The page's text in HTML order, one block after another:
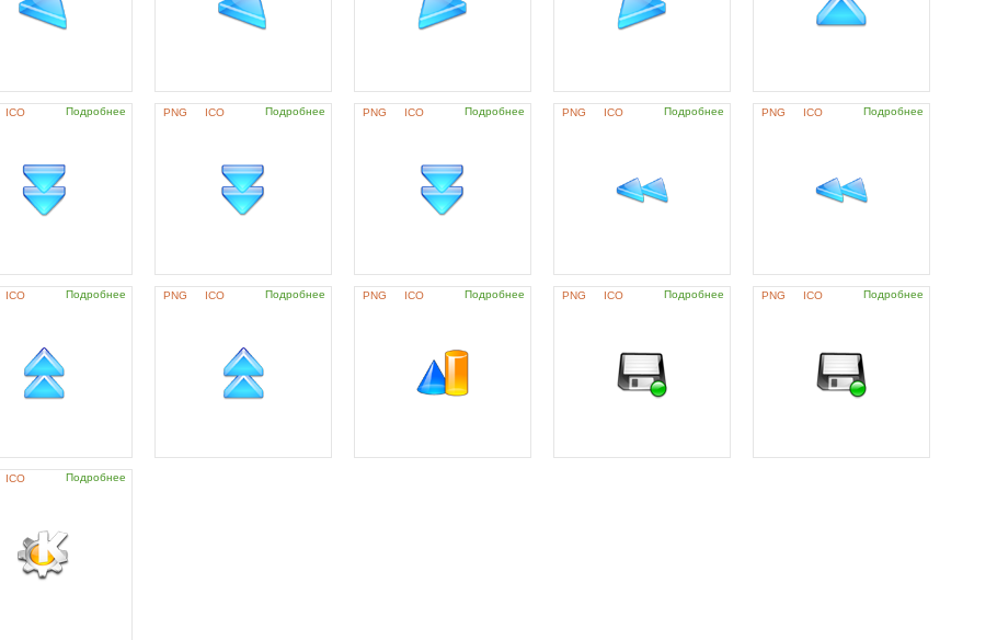
ICO Подробнее PNG ICO Подробнее PNG ICO Подробнее PNG ICO Подробнее PNG ICO Подробнее
ICO Подробнее PNG ICO Подробнее PNG ICO Подробнее PNG ICO Подробнее PNG ICO Подробнее
ICO Подробнее